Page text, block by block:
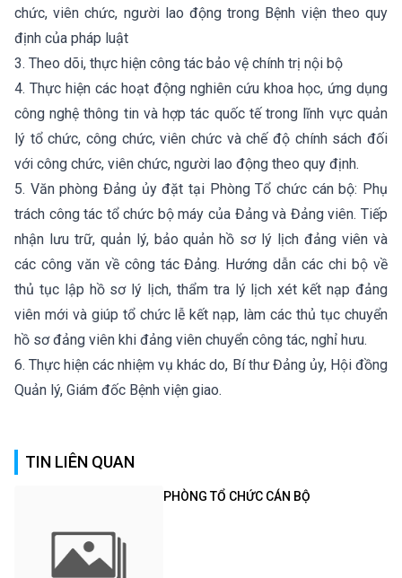
chức, viên chức, người lao động trong Bệnh viện theo quy
định của pháp luật
3. Theo dõi, thực hiện công tác bảo vệ chính trị nội bộ
4. Thực hiện các hoạt động nghiên cứu khoa học, ứng dụng
công nghệ thông tin và hợp tác quốc tế trong lĩnh vực quản
lý tổ chức, công chức, viên chức và chế độ chính sách đối
với công chức, viên chức, người lao động theo quy định.
5. Văn phòng Đảng ủy đặt tại Phòng Tổ chức cán bộ: Phụ
trách công tác tổ chức bộ máy của Đảng và Đảng viên. Tiếp
nhận lưu trữ, quản lý, bảo quản hồ sơ lý lịch đảng viên và
các công văn về công tác Đảng. Hướng dẫn các chi bộ về
thủ tục lập hồ sơ lý lịch, thẩm tra lý lịch xét kết nạp đảng
viên mới và giúp tổ chức lễ kết nạp, làm các thủ tục chuyển
hồ sơ đảng viên khi đảng viên chuyển công tác, nghỉ hưu.
6. Thực hiện các nhiệm vụ khác do, Bí thư Đảng ủy, Hội đồng
Quản lý, Giám đốc Bệnh viện giao.
TIN LIÊN QUAN
PHÒNG TỔ CHỨC CÁN BỘ